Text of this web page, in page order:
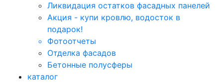
Ликвидация остатков фасадных панелей
Акция - купи кровлю, водосток в
подарок!
Фотоотчеты
Отделка фасадов
Бетонные полусферы
каталог